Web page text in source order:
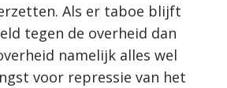
Als er taboe blijft
tegen de overheid dan
namelijk alles wel
voor repressie van het